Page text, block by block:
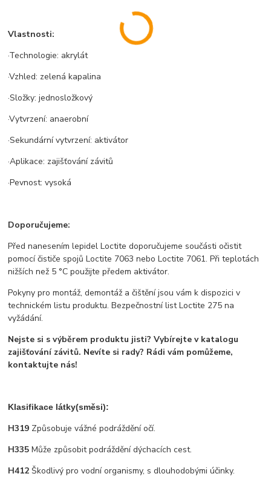
Vlastnosti:
·Technologie: akrylát
·Vzhled: zelená kapalina
·Složky: jednosložkový
·Vytvrzení: anaerobní
·Sekundární vytvrzení: aktivátor
·Aplikace: zajišťování závitů
·Pevnost: vysoká
Doporučujeme:
Před nanesením lepidel Loctite doporučujeme součásti očistit
pomocí čističe spojů Loctite 7063 nebo Loctite 7061. Při teplotách
nižších než 5 °C použijte předem aktivátor.
Pokyny pro montáž, demontáž a čištění jsou vám k dispozici v
technickém listu produktu. Bezpečnostní list Loctite 275 na
vyžádání.
Nejste si s výběrem produktu jisti? Vybírejte v katalogu
zajišťování závitů. Nevíte si rady? Rádi vám pomůžeme,
kontaktujte nás!
Klasifikace látky(směsi):
H319 Způsobuje vážné podráždění očí.
H335Může způsobit podráždění dýchacích cest.
H412Škodlivý pro vodní organismy, s dlouhodobými účinky.